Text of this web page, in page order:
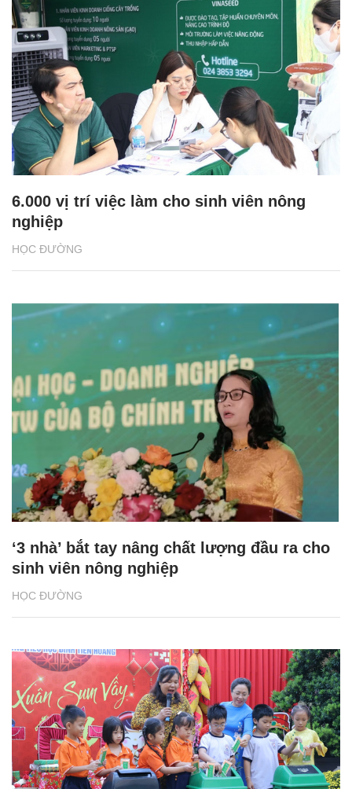
HỌC ĐƯỜNG
6.000 vị trí việc làm cho sinh viên nông
nghiệp
HỌC ĐƯỜNG
‘3 nhà’ bắt tay nâng chất lượng đầu ra cho
sinh viên nông nghiệp